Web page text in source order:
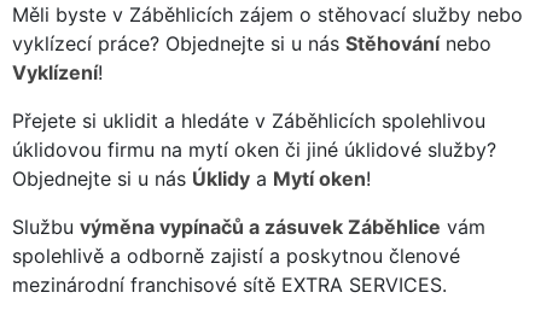
Měli byste v Záběhlicích zájem o stěhovací služby nebo
vyklízecí práce? Objednejte si u nás Stěhovánínebo
Vyklízení!
Přejete si uklidit a hledáte v Záběhlicích spolehlivou
úklidovou firmu na mytí oken či jiné úklidové služby?
Objednejte si u nás Úklidy a Mytí oken!
Službu výměna vypínačů a zásuvek Záběhlice vám
spolehlivě a odborně zajistí a poskytnou členové
mezinárodní franchisové sítě EXTRA SERVICES.